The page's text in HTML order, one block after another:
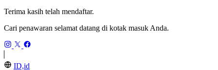
Terima kasih telah mendaftar.
Cari penawaran selamat datang di kotak masuk Anda.
ID,id